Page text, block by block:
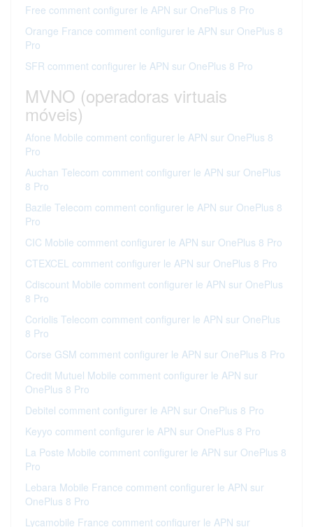
Free comment configurer le APN sur OnePlus 8 Pro
Orange France comment configurer le APN sur OnePlus 8
Pro
SFR comment configurer le APN sur OnePlus 8 Pro
MVNO (operadoras virtuais
móveis)
Afone Mobile comment configurer le APN sur OnePlus 8
Pro
Auchan Telecom comment configurer le APN sur OnePlus
8 Pro
Bazile Telecom comment configurer le APN sur OnePlus 8
Pro
CIC Mobile comment configurer le APN sur OnePlus 8 Pro
CTEXCEL comment configurer le APN sur OnePlus 8 Pro
Cdiscount Mobile comment configurer le APN sur OnePlus
8 Pro
Coriolis Telecom comment configurer le APN sur OnePlus
8 Pro
Corse GSM comment configurer le APN sur OnePlus 8 Pro
Credit Mutuel Mobile comment configurer le APN sur
OnePlus 8 Pro
Debitel comment configurer le APN sur OnePlus 8 Pro
Keyyo comment configurer le APN sur OnePlus 8 Pro
La Poste Mobile comment configurer le APN sur OnePlus 8
Pro
Lebara Mobile France comment configurer le APN sur
OnePlus 8 Pro
Lycamobile France comment configurer le APN sur